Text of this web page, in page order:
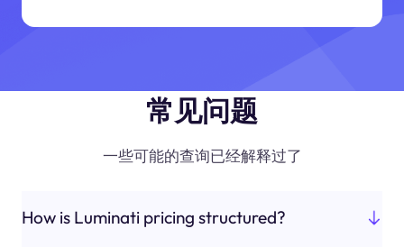
常见问题
一些可能的查询已经解释过了
How is Luminati pricing structured?